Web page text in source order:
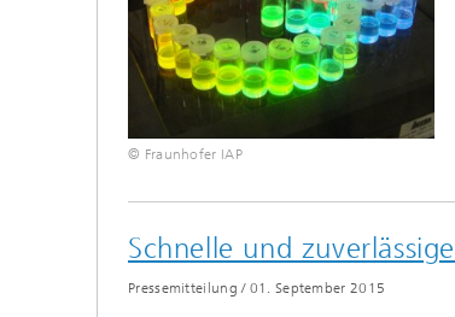
© Fraunhofer IAP
Schnelle und
Pressemitteilung / 01. September 2015